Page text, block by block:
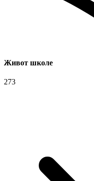
Живот школе
273